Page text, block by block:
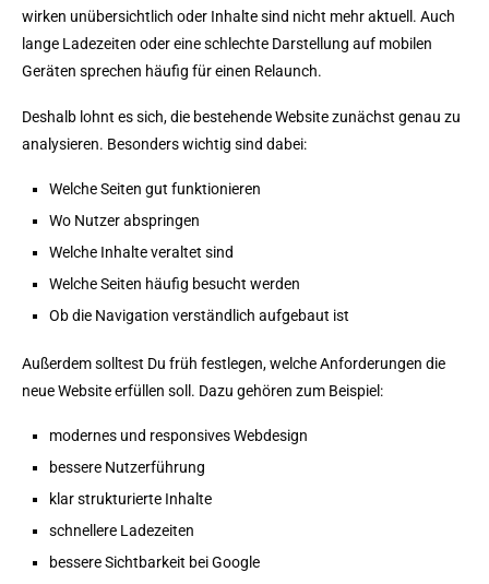
wirken unübersichtlich oder Inhalte sind nicht mehr aktuell. Auch
lange Ladezeiten oder eine schlechte Darstellung auf mobilen
Geräten sprechen häufig für einen Relaunch.
Deshalb lohnt es sich, die bestehende Website zunächst genau zu
analysieren. Besonders wichtig sind dabei:
Welche Seiten gut funktionieren
Wo Nutzer abspringen
Welche Inhalte veraltet sind
Welche Seiten häufig besucht werden
Ob die Navigation verständlich aufgebaut ist
Außerdem solltest Du früh festlegen, welche Anforderungen die
neue Website erfüllen soll. Dazu gehören zum Beispiel:
modernes und responsives Webdesign
bessere Nutzerführung
klar strukturierte Inhalte
schnellere Ladezeiten
bessere Sichtbarkeit bei Google